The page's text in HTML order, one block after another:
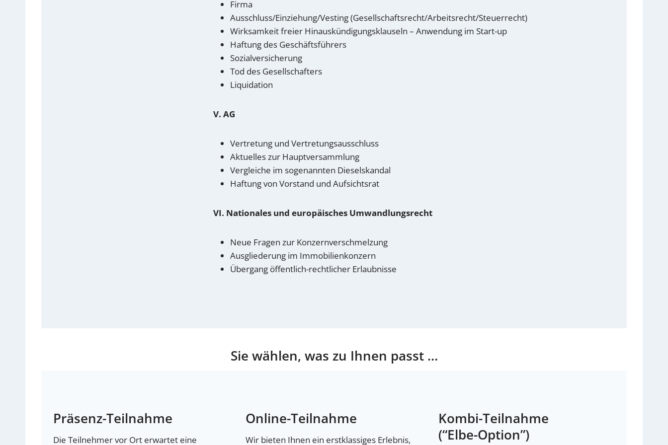
Firma
Ausschluss/Einziehung/Vesting (Gesellschaftsrecht/Arbeitsrecht/Steuerrecht)
Wirksamkeit freier Hinauskündigungsklauseln – Anwendung im Start-up
Haftung des Geschäftsführers
Sozialversicherung
Tod des Gesellschafters
Liquidation
V. AG
Vertretung und Vertretungsausschluss
Aktuelles zur Hauptversammlung
Vergleiche im sogenannten Dieselskandal
Haftung von Vorstand und Aufsichtsrat
VI. Nationales und europäisches Umwandlungsrecht
Neue Fragen zur Konzernverschmelzung
Ausgliederung im Immobilienkonzern
Übergang öffentlich-rechtlicher Erlaubnisse
Sie wählen, was zu Ihnen passt …
Präsenz-Teilnahme
Die Teilnehmer vor Ort erwartet eine
Online-Teilnahme
Wir bieten Ihnen ein erstklassiges Erlebnis,
Kombi-Teilnahme
(“Elbe-Option”)